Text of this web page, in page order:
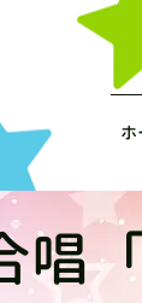
ホ
唱